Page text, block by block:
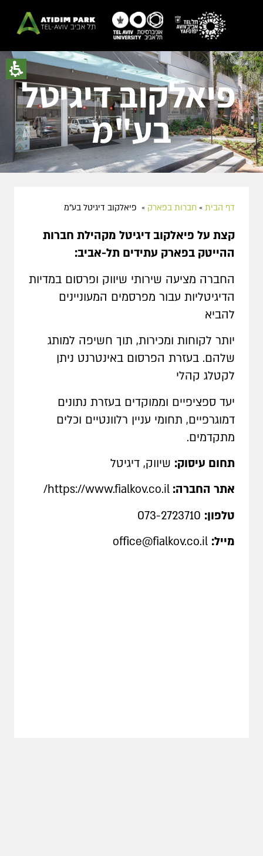
פיאלקוב דיגיטל
בע"מ
דף הבית » חברות בפארק » פיאלקוב דיגיטל בע"מ
קצת על פיאלקוב דיגיטל מקהילת חברות
ההייטק בפארק עתידים תל-אביב:
החברה מציעה שירותי שיווק ופרסום במדיות
הדיגיטליות עבור מפרסמים המעוניינים
להביא
יותר לקוחות ומכירות, תוך חשיפה למותג
שלהם. בעזרת הפרסום באינטרנט ניתן
לקטלג קהלי
יעד ספציפיים וממוקדים בעזרת נתונים
דמוגרפיים, תחומי עניין רלוונטיים וכלים
מתקדמים.
תחום עיסוק: שיווק, דיגיטל
אתר החברה: https://www.fialkov.co.il
/
טלפון: 073-2723710
מייל: